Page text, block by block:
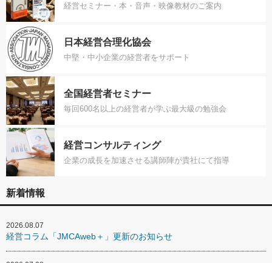
経営セミナー・本・音声・映像教材のご案内
日本経営合理化協会
中堅・中小企業の経営者をサポート
全国経営者セミナー
毎回600名以上の経営者が学ぶ最大級の勉強会
経営コンサルティング
企業の成長を加速させる講師陣が貴社にて指導
新着情報
2026.08.07
経営コラム「JMCAweb＋」更新のお知らせ